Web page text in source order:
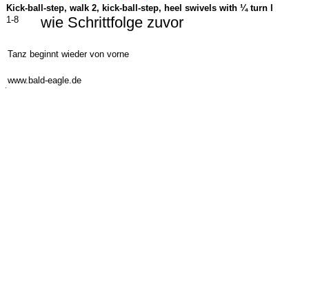
Kick-ball-step, walk 2, kick-ball-step, heel swivels with ¼ turn l
1-8
wie Schrittfolge zuvor
Tanz beginnt wieder von vorne
www.bald-eagle.de